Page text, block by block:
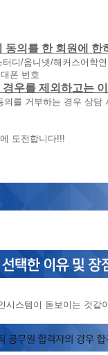
의를 한 회원에
디/옴니넷/해커스어학
폰 번호
우를 제외하고는
를 거부하는 경우 상담
도전합니다!!!
스템이 돋보이는 것같